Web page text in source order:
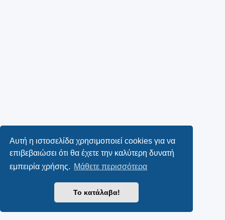
Αυτή η ιστοσελίδα χρησιμοποιεί cookies για να
επιβεβαιώσει ότι θα έχετε την καλύτερη δυνατή
εμπειρία χρήσης. Μάθετε περισσότερα
Το κατάλαβα!